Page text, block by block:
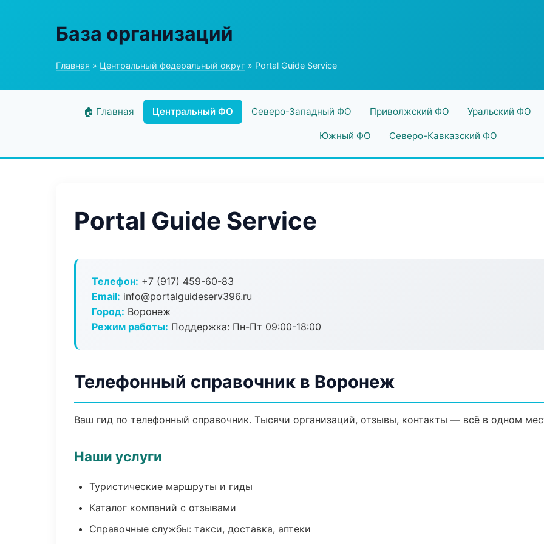
База организаций
Главная » Центральный федеральный округ » Portal Guide Service
🏠 Главная Центральный ФО Северо-Западный ФО Приволжский ФО Уральский ФО
Южный ФО Северо-Кавказский ФО
Portal Guide Service
Телефон: +7 (917) 459-60-83
Email: info@portalguideserv396.ru
Город: Воронеж
Режим работы: Поддержка: Пн-Пт 09:00-18:00
Телефонный справочник в Воронеж
Ваш гид по телефонный справочник. Тысячи организаций, отзывы, контакты — всё в одном
Наши услуги
Туристические маршруты и гиды
Каталог компаний с отзывами
Справочные службы: такси, доставка, аптеки